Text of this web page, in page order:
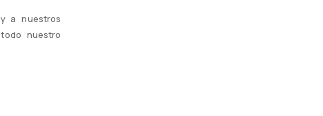
a nuestros
nuestro